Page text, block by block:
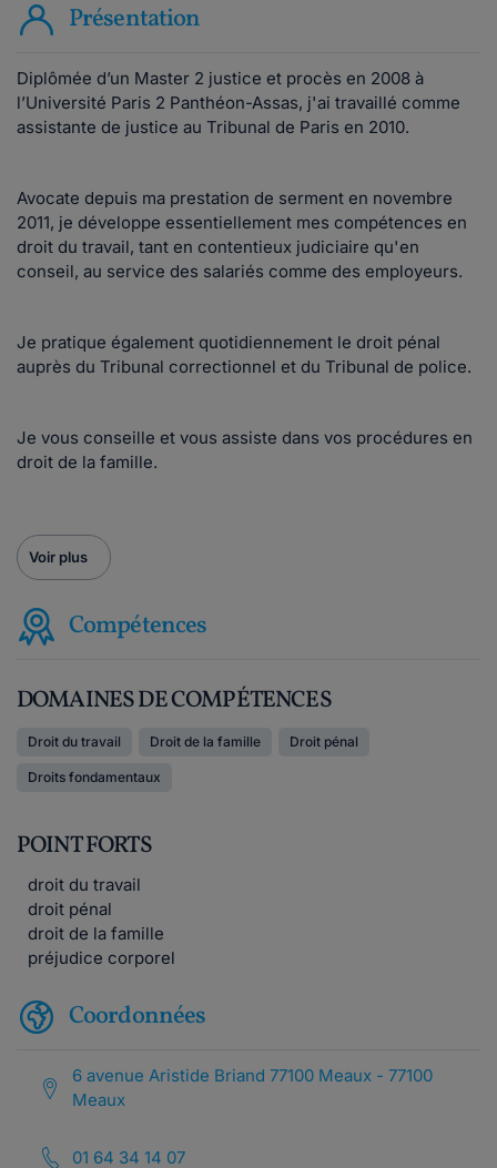
Présentation
Diplômée d’un Master 2 justice et procès en 2008 à
l’Université Paris 2 Panthéon-Assas, j'ai travaillé comme
assistante de justice au Tribunal de Paris en 2010.
Avocate depuis ma prestation de serment en novembre
2011, je développe essentiellement mes compétences en
droit du travail, tant en contentieux judiciaire qu'en
conseil, au service des salariés comme des employeurs.
Je pratique également quotidiennement le droit pénal
auprès du Tribunal correctionnel et du Tribunal de police.
Je vous conseille et vous assiste dans vos procédures en
droit de la famille.
Voir plus
Compétences
DOMAINES DE COMPÉTENCES
Droit du travail Droit de la famille Droit pénal
Droits fondamentaux
POINT FORTS
droit du travail
droit pénal
droit de la famille
préjudice corporel
Coordonnées
6 avenue Aristide Briand 77100 Meaux - 77100
Meaux
01 64 34 14 07